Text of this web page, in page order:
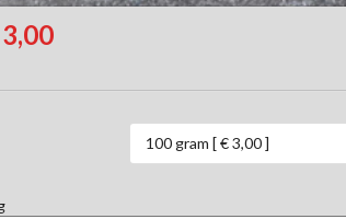
100 gram [ € 3,00 ]